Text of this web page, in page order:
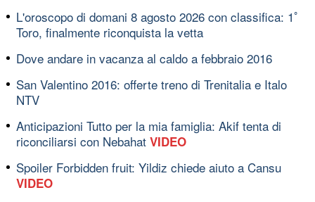
L'oroscopo di domani 8 agosto 2026 con classifica: 1ﾟ
Toro, finalmente riconquista la vetta
Dove andare in vacanza al caldo a febbraio 2016
San Valentino 2016: offerte treno di Trenitalia e Italo
NTV
Anticipazioni Tutto per la mia famiglia: Akif tenta di
riconciliarsi con Nebahat VIDEO
Spoiler Forbidden fruit: Yildiz chiede aiuto a Cansu
VIDEO